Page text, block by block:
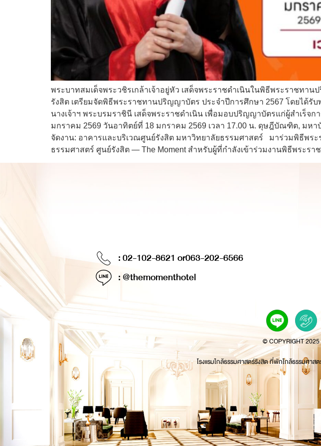
พระบาทสมเด็จพระวชิรเกล้าเจ้าอยู่หัว เสด็จพระราชดำเนินในพิธีพระราชท
รังสิต เตรียมจัดพิธีพระราชทานปริญญาบัตร ประจำปีการศึกษา 2567 โดยได้รั
นางเจ้าฯ พระบรมราชินี เสด็จพระราชดำเนิน เพื่อมอบปริญญาบัตรแก่ผู้สำเร็จก
มกราคม 2569 วันอาทิตย์ที่ 18 มกราคม 2569 เวลา 17.00 น. ดุษฎีบัณฑิต, ม
จัดงาน: อาคารและบริเวณศูนย์รังสิต มหาวิทยาลัยธรรมศาสตร์ มาร่วมพิธีพ
ธรรมศาสตร์ ศูนย์รังสิต — The Moment สำหรับผู้ที่กำลังเข้าร่วมงานพิธีพระร
: 02-102-8621 or063-202-6566
: @themomenthotel
© COPYRIGHT
โรงแรมใกล้ธรรมศาสตร์รังสิต ที่พักใกล้ธรรมศาส